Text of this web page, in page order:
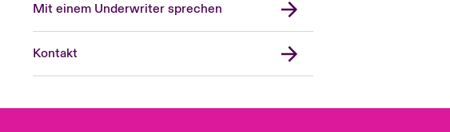
Mit einem Underwriter sprechen
Kontakt